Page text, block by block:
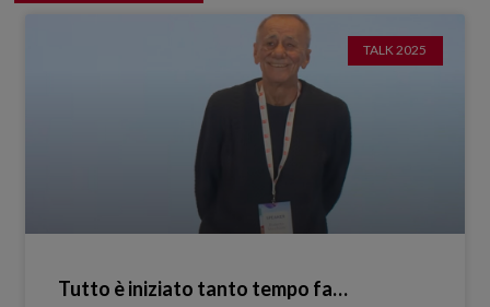
TALK 2025
Tutto è iniziato tanto tempo fa…